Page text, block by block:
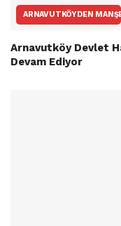
ARNAVUTKÖYDEN
Arnavutköy Devlet
Devam Ediyor